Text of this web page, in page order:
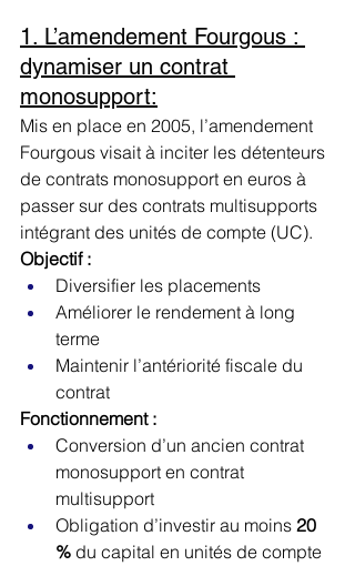
1. L’amendement Fourgous :
dynamiser un contrat
monosupport:
Mis en place en 2005, l’amendement
Fourgous visait à inciter les détenteurs
de contrats monosupport en euros à
passer sur des contrats multisupports
intégrant des unités de compte (UC).
Objectif :
Diversifier les placements
Améliorer le rendement à long
terme
Maintenir l’antériorité fiscale du
contrat
Fonctionnement :
Conversion d’un ancien contrat
monosupport en contrat
multisupport
Obligation d’investir au moins 20
% du capital en unités de compte